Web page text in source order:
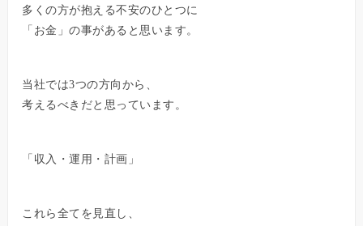
多くの方が抱える不安のひとつに
「お金」の事があると思います。
当社では3つの方向から、
考えるべきだと思っています。
「収入・運用・計画」
これら全てを見直し、